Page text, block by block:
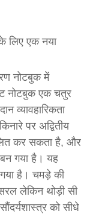
लिए एक नया
नोटबुक में
नोटबुक एक चतुर
व्यावहारिकता
पर अद्वितीय
कर सकता है, और
बन गया है। यह
गया है। चमड़े की
लेकिन थोड़ी सी
को सीधे